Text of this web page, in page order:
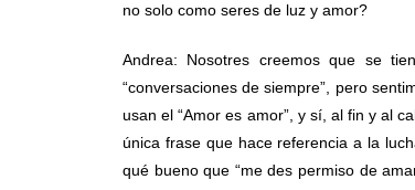
no solo como seres de luz y amor?
Andrea: Nosotres creemos que se
“conversaciones de siempre”, pero
usan el “Amor es amor”, y sí, al fin y al
única frase que hace referencia a la
qué bueno que “me des permiso de